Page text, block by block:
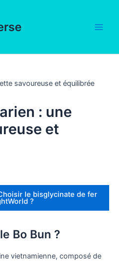
savoureuse et équilibrée
: une
et
le bisglycinate de fer
?
Bo Bun ?
vietnamienne, composé de